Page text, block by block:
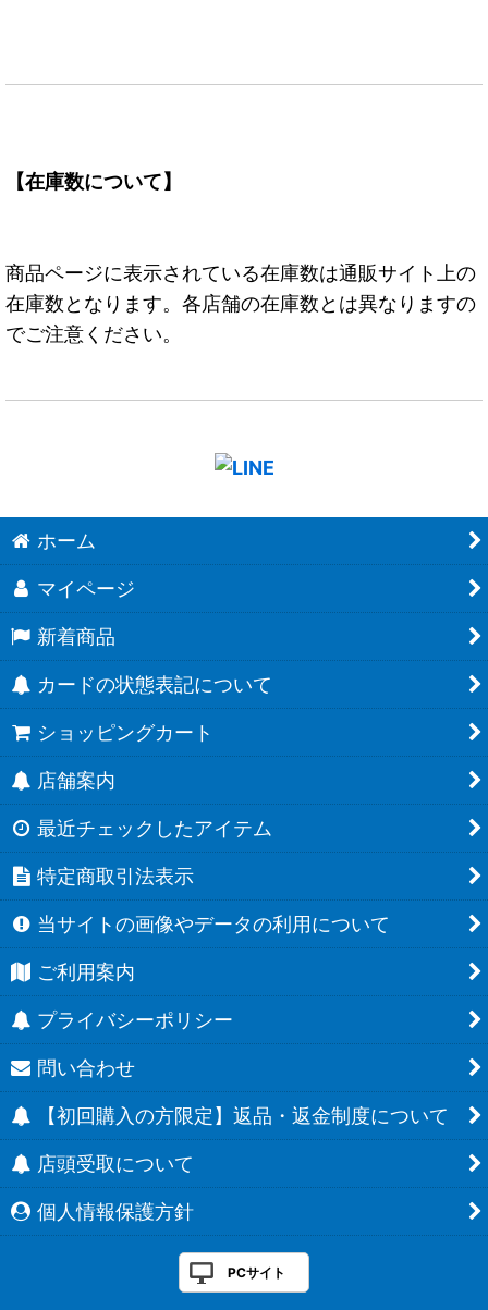
【在庫数について】
商品ページに表示されている在庫数は通販サイト上の
在庫数となります。各店舗の在庫数とは異なりますの
でご注意ください。
ホーム
マイページ
新着商品
カードの状態表記について
ショッピングカート
店舗案内
最近チェックしたアイテム
特定商取引法表示
当サイトの画像やデータの利用について
ご利用案内
プライバシーポリシー
問い合わせ
【初回購入の方限定】返品・返金制度について
店頭受取について
個人情報保護方針
PCサイト